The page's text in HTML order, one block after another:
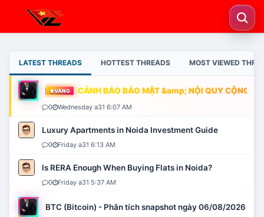
LATEST THREADS HOTTEST THREADS MOST VIEWED
VÀNG CẢNH BÁO BẢO MẬT &amp; NỘI QUY CỘNG
0 Wednesday a31 6:07 AM
Luxury Apartments in Noida Investment Guide
0 Friday a31 6:13 AM
Is RERA Enough When Buying Flats in Noida?
0 Friday a31 5:37 AM
BTC (Bitcoin) - Phân tích snapshot ngày 06/08/2026